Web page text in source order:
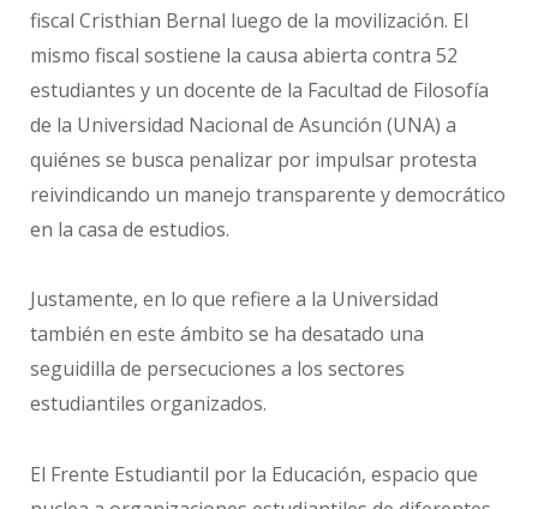
fiscal Cristhian Bernal luego de la movilización. El
mismo fiscal sostiene la causa abierta contra 52
estudiantes y un docente de la Facultad de Filosofía
de la Universidad Nacional de Asunción (UNA) a
quiénes se busca penalizar por impulsar protesta
reivindicando un manejo transparente y democrático
en la casa de estudios.
Justamente, en lo que refiere a la Universidad
también en este ámbito se ha desatado una
seguidilla de persecuciones a los sectores
estudiantiles organizados.
El Frente Estudiantil por la Educación, espacio que